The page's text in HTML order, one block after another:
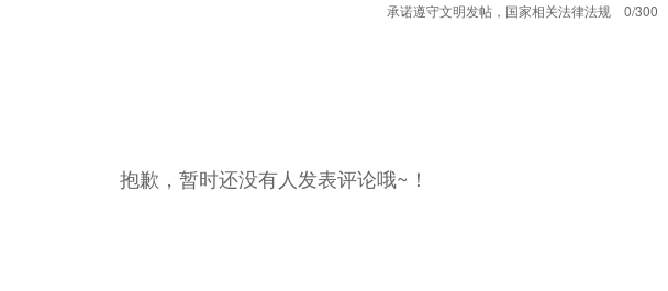
承诺遵守文明发帖，国家相关法律法规 0/300
抱歉，暂时还没有人发表评论哦~！